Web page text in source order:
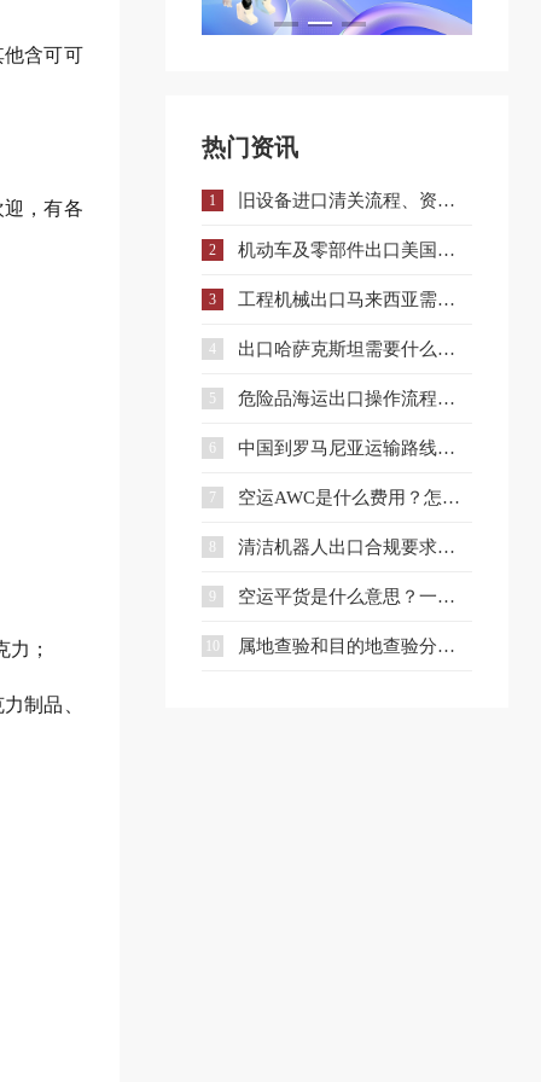
他含可可
，有各
；
制品、
热门资讯
1 旧设备进口清关流程、资料、时间与避坑指南
2 机动车及零部件出口美国注意：DOT认证全流程与合规要点详解
3 工程机械出口马来西亚需要什么手续和证件？
4 出口哈萨克斯坦需要什么认证？一文详解核心准入要求
5 危险品海运出口操作流程与注意事项全解析
6 中国到罗马尼亚运输路线详解与企业选择策略
7 空运AWC是什么费用？怎么收？和AWA有什么区别？
8 清洁机器人出口合规要求、流程与注意事项全解析
9 空运平货是什么意思？一文讲清计费规则及与重货、泡货的区别
10 属地查验和目的地查验分别是什么？一文看懂两者区别